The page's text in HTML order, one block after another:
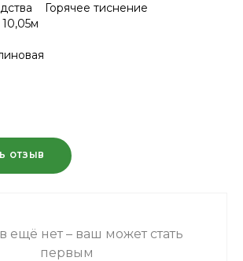
Горячее тиснение
ОТЗЫВ
ещё нет – ваш может стать
первым